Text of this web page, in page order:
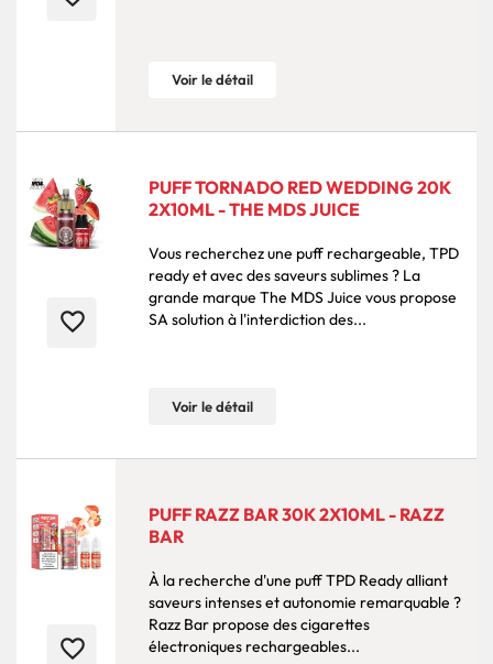
Voir le détail
favorite_border
PUFF TORNADO RED WEDDING 20K
2X10ML - THE MDS JUICE
Vous recherchez une puff rechargeable, TPD
ready et avec des saveurs sublimes ? La
grande marque The MDS Juice vous propose
SA solution à l'interdiction des...
Voir le détail
favorite_border
PUFF RAZZ BAR 30K 2X10ML - RAZZ
BAR
À la recherche d'une puff TPD Ready alliant
saveurs intenses et autonomie remarquable ?
Razz Bar propose des cigarettes
électroniques rechargeables...